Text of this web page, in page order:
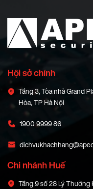
Hội sở chính
Tầng 3, Tòa nhà Grand
Hòa, TP Hà Nội
1900 9999 86
Chi nhánh Huế
Tầng 9 số 28 Lý